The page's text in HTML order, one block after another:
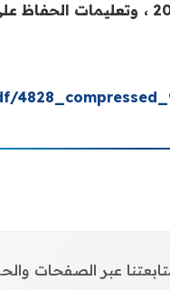
والتقارير اللازمة لاندماج المؤمنين رقم
عبر الصفحات